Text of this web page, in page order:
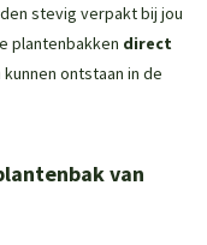
stevig verpakt bij jou
plantenbakken direct
ontstaan in de
van